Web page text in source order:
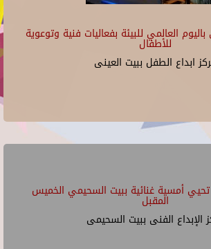
العالمي للبيئة بفعاليات فنية وتوعوية
للأطفال
ابداع الطفل ببيت العينى
تحيي أمسية غنائية ببيت السحيمي الخميس
المقبل
الإبداع الفنى ببيت السحيمى